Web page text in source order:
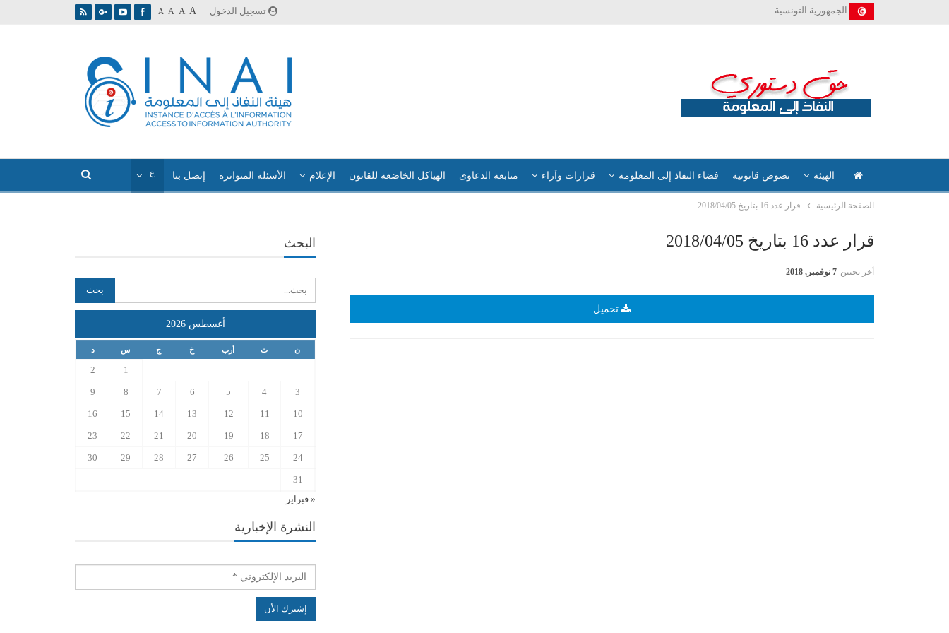
تسجيل الدخول A A A A الجمهورية التونسية
الهيئة نصوص قانونية فضاء النفاذ إلى المعلومة قرارات وآراء متابعة الدعاوى الهياكل الخاضعة للقانون الإعلام الأسئلة المتواترة إتصل بنا
الصفحة الرئيسية قرار عدد 16 بتاريخ 2018/04/05
قرار عدد 16 بتاريخ 2018/04/05
أخر تحيين 7 نوفمبر, 2018
تحميل
البحث
أغسطس 2026
ن ث أرب خ ج س د
1
2
3
4
5
6
7
8
9
10
11
12
13
14
15
16
17
18
19
20
21
22
23
24
25
26
27
28
29
30
31
« فبراير
النشرة الإخبارية